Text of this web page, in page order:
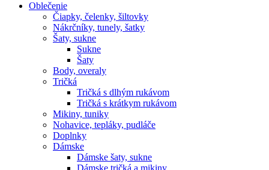
Oblečenie
Čiapky, čelenky, šiltovky
Nákrčníky, tunely, šatky
Šaty, sukne
Sukne
Šaty
Body, overaly
Tričká
Tričká s dlhým rukávom
Tričká s krátkym rukávom
Mikiny, tuniky
Nohavice, tepláky, pudláče
Doplnky
Dámske
Dámske šaty, sukne
Dámske tričká a mikiny